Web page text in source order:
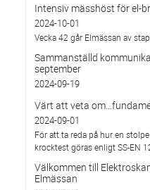
Intensiv mässhöst för el-
2024-10-01
Vecka 42 går Elmässan av
Sammanställd
september
2024-09-19
Värt att veta
2024-09-01
För att ta reda på hur en
krocktest göras enligt SS-EN
Välkommen till
Elmässan